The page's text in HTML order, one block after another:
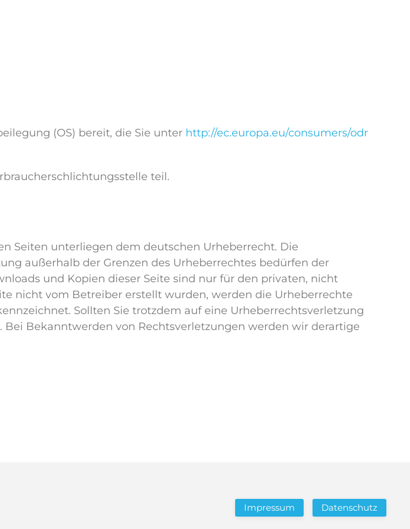
(OS) bereit, die Sie unter http://ec.europa.eu/consumers/odr
teil.
Seiten unterliegen dem deutschen Urheberrecht. Die
außerhalb der Grenzen des Urheberrechtes bedürfen der
und Kopien dieser Seite sind nur für den privaten, nicht
nicht vom Betreiber erstellt wurden, werden die Urheberrechte
Sollten Sie trotzdem auf eine Urheberrechtsverletzung
Bekanntwerden von Rechtsverletzungen werden wir derartige
Impressum Datenschutz